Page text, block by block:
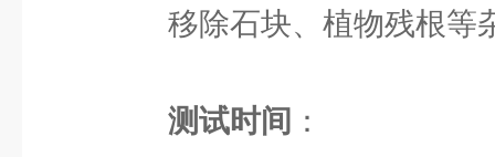
移除石块、植物残根等
测试时间 ：